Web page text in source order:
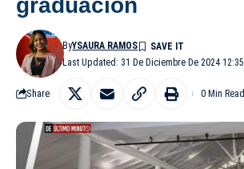
Last Updated: 31 De Diciembre De 2024 12:35
ByYSAURA RAMOS
Share 0 Min Read